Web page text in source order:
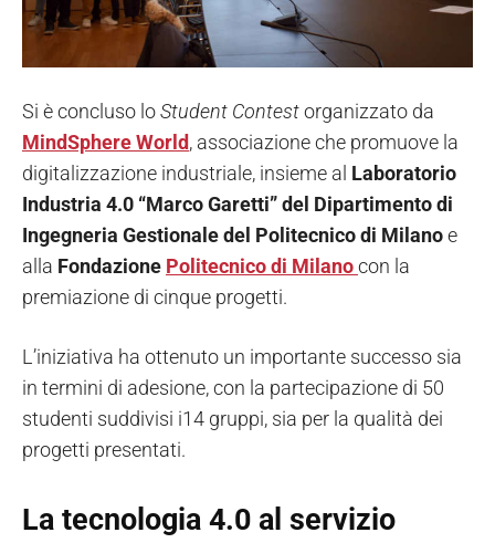
Si è concluso loStudent Contestorganizzato da
MindSphere World, associazione che promuove la
digitalizzazione industriale, insieme al Laboratorio
Industria 4.0 “Marco Garetti” del Dipartimento di
Ingegneria Gestionale del Politecnico di Milanoe
alla Fondazione Politecnico di Milanocon la
premiazione di cinque progetti.
L’iniziativa ha ottenuto un importante successo sia
in termini di adesione, con la partecipazione di 50
studenti suddivisi i14 gruppi, sia per la qualità dei
progetti presentati.
La tecnologia 4.0 al servizio